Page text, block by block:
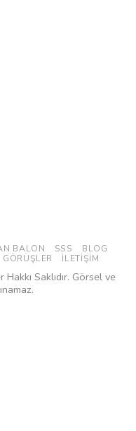
BALON SSS
BLOG
GÖRÜŞLER İLETIŞIM
Saklıdır. Görsel ve